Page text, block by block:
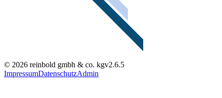
© 2026 reinbold gmbh & co. kgv2.6.5
ImpressumDatenschutzAdmin